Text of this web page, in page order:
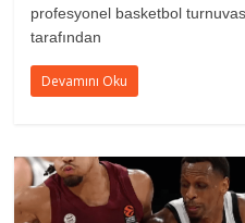
profesyonel basketbol
tarafından
Devamını Oku